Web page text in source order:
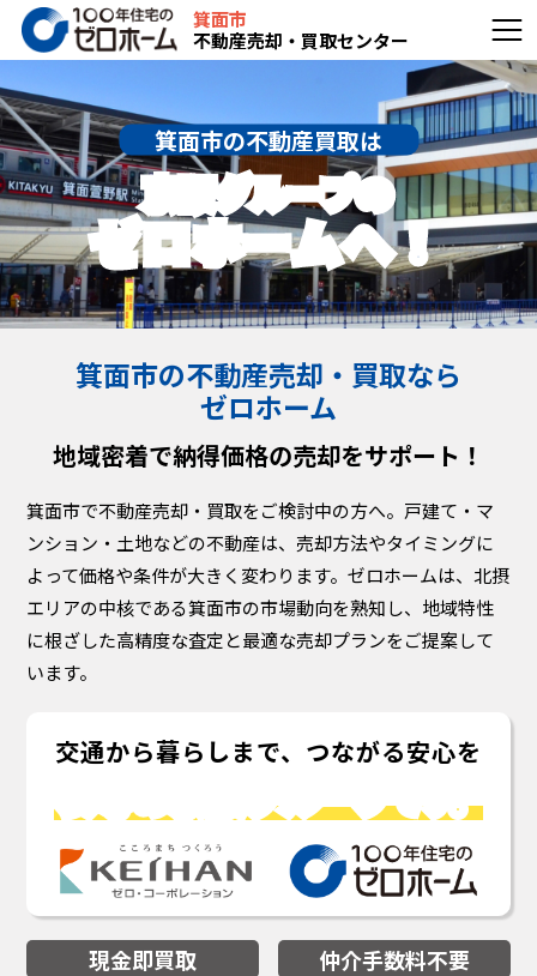
箕面市
不動産売却・買取センター
箕面市の不動産買取は
京阪グループの
ゼロホームへ！
箕面市の不動産売却・買取なら
ゼロホーム
地域密着で納得価格の売却をサポート！
箕面市で不動産売却・買取をご検討中の方へ。戸建て・マ
ンション・土地などの不動産は、売却方法やタイミングに
よって価格や条件が大きく変わります。ゼロホームは、北摂
エリアの中核である箕面市の市場動向を熟知し、地域特性
に根ざした高精度な査定と最適な売却プランをご提案して
います。
交通から暮らしまで、つながる安心を
安心の京阪グループです。
現金即買取 仲介手数料不要